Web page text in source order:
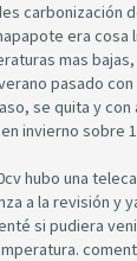
carbonización
era cosa
mas
pasado
se quita y
invierno sobre
hubo una
a la revisión y
si pudiera